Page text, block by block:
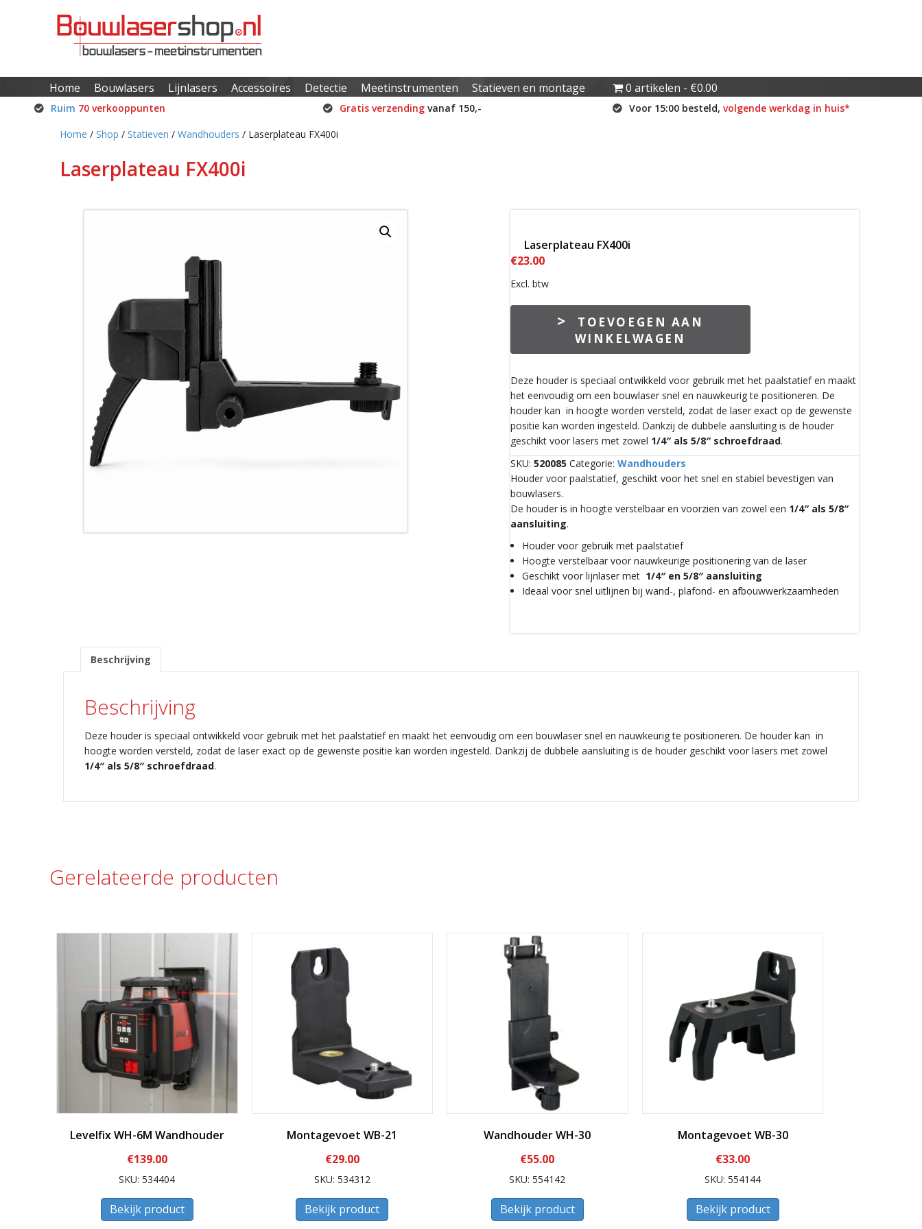
Home Bouwlasers Lijnlasers Accessoires Detectie Meetinstrumenten Statieven en montage 0 artikelen €0.00
Ruim 70 verkooppunten Gratis verzending vanaf 150,- Voor 15:00 besteld, volgende werkdag in huis*
Home / Shop / Statieven / Wandhouders / Laserplateau FX400i
Laserplateau FX400i
Laserplateau FX400i
€23.00
Excl. btw
Laserplateau
TOEVOEGEN AAN
WINKELWAGEN
Deze houder is speciaal ontwikkeld voor gebruik met het paalstatief en maakt
het eenvoudig om een bouwlaser snel en nauwkeurig te positioneren. De
houder kan in hoogte worden versteld, zodat de laser exact op de gewenste
positie kan worden ingesteld. Dankzij de dubbele aansluiting is de houder
geschikt voor lasers met zowel 1/4″ als 5/8″ schroefdraad.
SKU: 520085 Categorie: Wandhouders
Houder voor paalstatief, geschikt voor het snel en stabiel bevestigen van
bouwlasers.
De houder is in hoogte verstelbaar en voorzien van zowel een 1/4″ als 5/8″
aansluiting.
Houder voor gebruik met paalstatief
Hoogte verstelbaar voor nauwkeurige positionering van de laser
Geschikt voor lijnlaser met 1/4″ en 5/8″ aansluiting
Ideaal voor snel uitlijnen bij wand-, plafond- en afbouwwerkzaamheden
Beschrijving
Beschrijving
Deze houder is speciaal ontwikkeld voor gebruik met het paalstatief en maakt het eenvoudig om een bouwlaser snel en nauwkeurig te positioneren. De houder kan in
hoogte worden versteld, zodat de laser exact op de gewenste positie kan worden ingesteld. Dankzij de dubbele aansluiting is de houder geschikt voor lasers met zowel
1/4″ als 5/8″ schroefdraad.
Gerelateerde producten
Levelfix WH-6M Wandhouder
€139.00
SKU: 534404
Bekijk product
Montagevoet WB-21
€29.00
SKU: 534312
Bekijk product
Wandhouder WH-30
€55.00
SKU: 554142
Bekijk product
Montagevoet WB-30
€33.00
SKU: 554144
Bekijk product